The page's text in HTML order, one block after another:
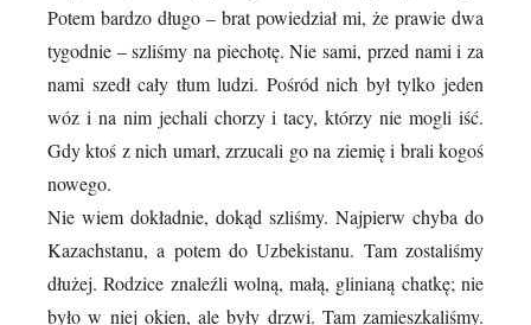
Potem bardzo długo – brat powiedział mi, że prawie dwa
tygodnie – szliśmy na piechotę. Nie sami, przed nami i za
nami szedł cały tłum ludzi. Pośród nich był tylko jeden
wóz i na nim jechali chorzy i tacy, którzy nie mogli iść.
Gdy ktoś z nich umarł, zrzucali go na ziemię i brali kogoś
nowego.
Nie wiem dokładnie, dokąd szliśmy. Najpierw chyba do
Kazachstanu, a potem do Uzbekistanu. Tam zostaliśmy
dłużej. Rodzice znaleźli wolną, małą, glinianą chatkę; nie
było w niej okien, ale były drzwi. Tam zamieszkaliśmy.